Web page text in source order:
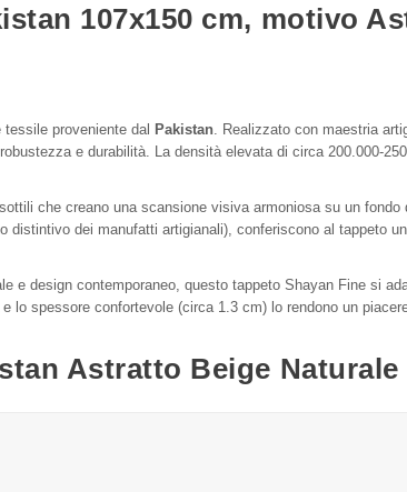
107x150 cm, motivo
proveniente dal Pakistan . Realizzato con maestria
e durabilità. La densità elevata di circa 200.000-
che creano una scansione visiva armoniosa su un
dei manufatti artigianali), conferiscono al tappeto
e design contemporaneo, questo tappeto Shayan Fine si
lo spessore confortevole (circa 1.3 cm) lo rendono un
Astratto Beige Naturale